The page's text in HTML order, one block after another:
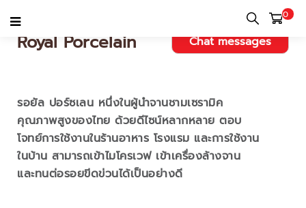
0
Royal Porcelain Chat messages
รอยัล ปอร์ซเลน หนึ่งในผู้นำจานชามเซรามิค
คุณภาพสูงของไทย ด้วยดีไซน์หลากหลาย ตอบ
โจทย์การใช้งานในร้านอาหาร โรงแรม และการใช้งาน
ในบ้าน สามารถเข้าไมโครเวฟ เข้าเครื่องล้างจาน
และทนต่อรอยขีดข่วนได้เป็นอย่างดี